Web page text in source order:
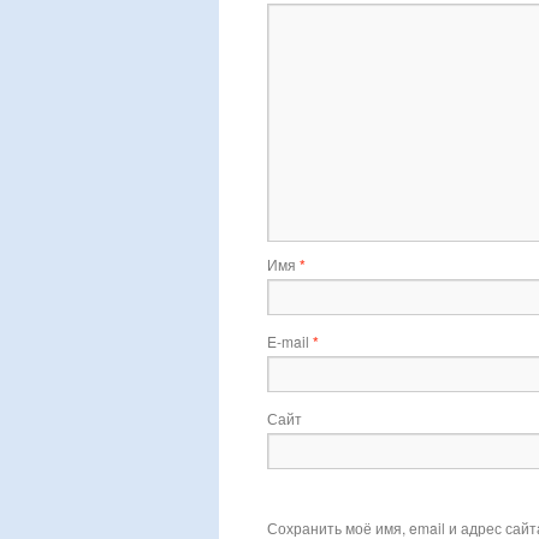
Имя *
E-mail *
Сайт
Сохранить моё имя, email и адрес